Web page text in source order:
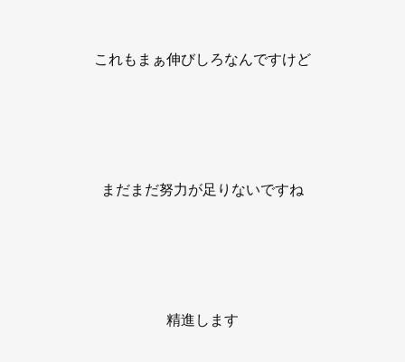
これもまぁ伸びしろなんですけど
まだまだ努力が足りないですね
精進します